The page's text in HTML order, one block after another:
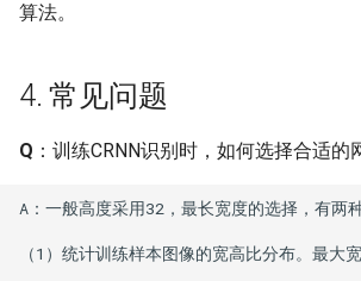
算法。
4. 常见问题
Q ：训练CRNN识别时，如何选择合适的
A：一般高度采用32，最长宽度的选择，有两
（1）统计训练样本图像的宽高比分布。最大